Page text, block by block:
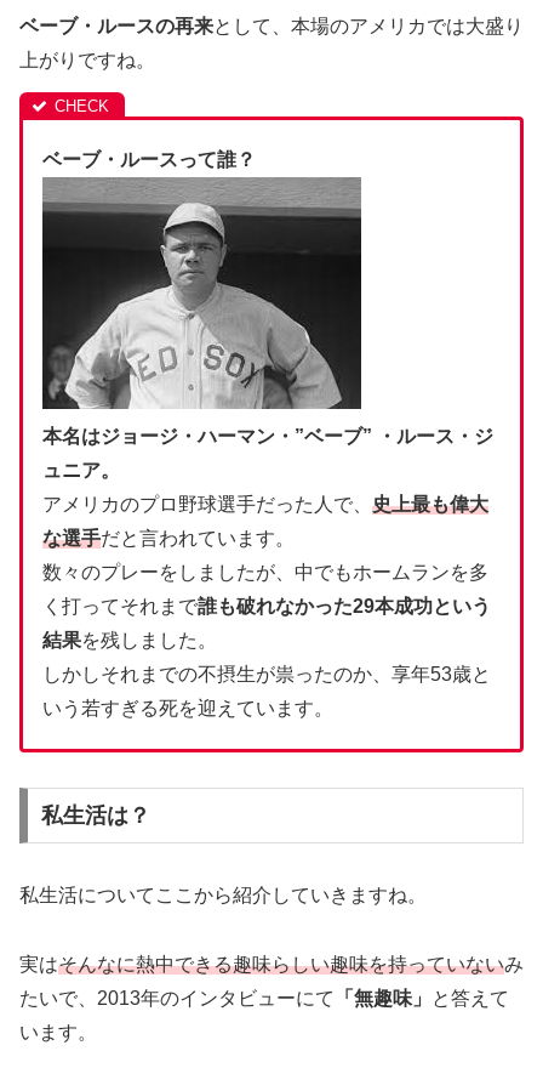
ベーブ・ルースの再来として、本場のアメリカでは大盛り
上がりですね。
ベーブ・ルースって誰？
本名はジョージ・ハーマン・”ベーブ” ・ルース・ジ
ュニア。
アメリカのプロ野球選手だった人で、 史上最も偉大
な選手だと言われています。
数々のプレーをしましたが、中でもホームランを多
く打ってそれまで誰も破れなかった29本成功という
結果を残しました。
しかしそれまでの不摂生が祟ったのか、享年53歳と
いう若すぎる死を迎えています。
私生活は？
私生活についてここから紹介していきますね。
実はそんなに熱中できる趣味らしい趣味を持っていないみ
たいで、2013年のインタビューにて
「無趣味」
と答えて
います。